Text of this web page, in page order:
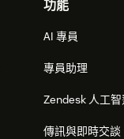
功能
AI 專員
專員助理
Zendesk 人工
傳訊與即時交談